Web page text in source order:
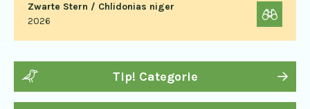
Zwarte Stern / Chlidonias niger
2026
Tip! Categorie